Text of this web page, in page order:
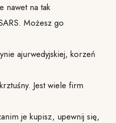
nawet na tak
Możesz go
ajurwedyjskiej, korzeń
Jest wiele firm
je kupisz, upewnij się,